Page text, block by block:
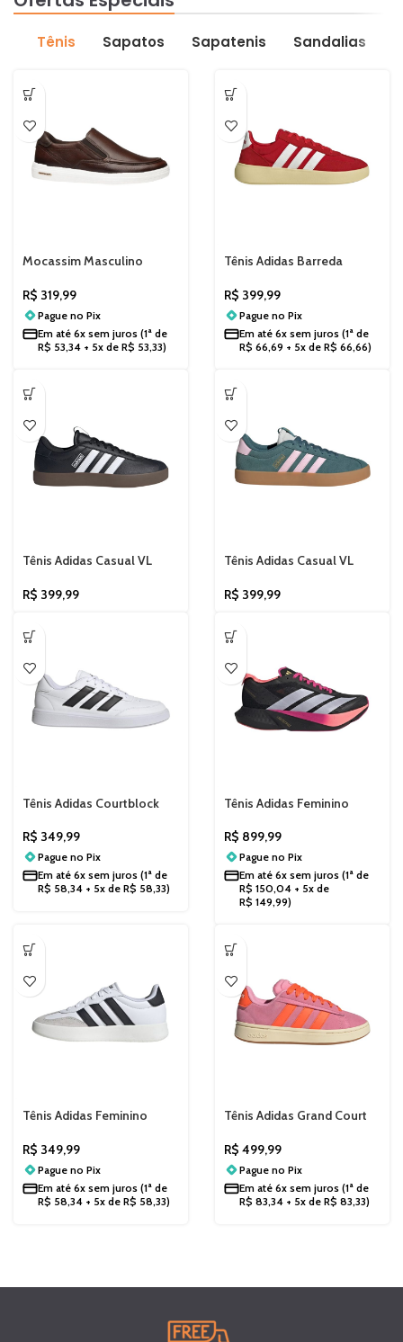
Tênis Sapatos Sapatenis Sandalias
Mocassim Masculino
R$ 319,99
Pague no Pix
Em até 6x sem juros (1ª de
R$ 53,34 + 5x de R$ 53,33)
Tênis Adidas Barreda
R$ 399,99
Pague no Pix
Em até 6x sem juros (1ª de
R$ 66,69 + 5x de R$ 66,66)
Tênis Adidas Casual VL
R$ 399,99
Tênis Adidas Casual VL
Feminino HP7197
R$ 399,99
Tênis Adidas Courtblock
R$ 349,99
Pague no Pix
Em até 6x sem juros (1ª de
R$ 58,34 + 5x de R$ 58,33)
Tênis Adidas Feminino
R$ 899,99
Pague no Pix
Em até 6x sem juros (1ª de
R$ 150,04 + 5x de
R$ 149,99)
Tênis Adidas Feminino
R$ 349,99
Pague no Pix
Em até 6x sem juros (1ª de
R$ 58,34 + 5x de R$ 58,33)
Tênis Adidas Grand Court
Rosa/Laranja/Goma
JQ3001
R$ 499,99
Pague no Pix
Em até 6x sem juros (1ª de
R$ 83,34 + 5x de R$ 83,33)